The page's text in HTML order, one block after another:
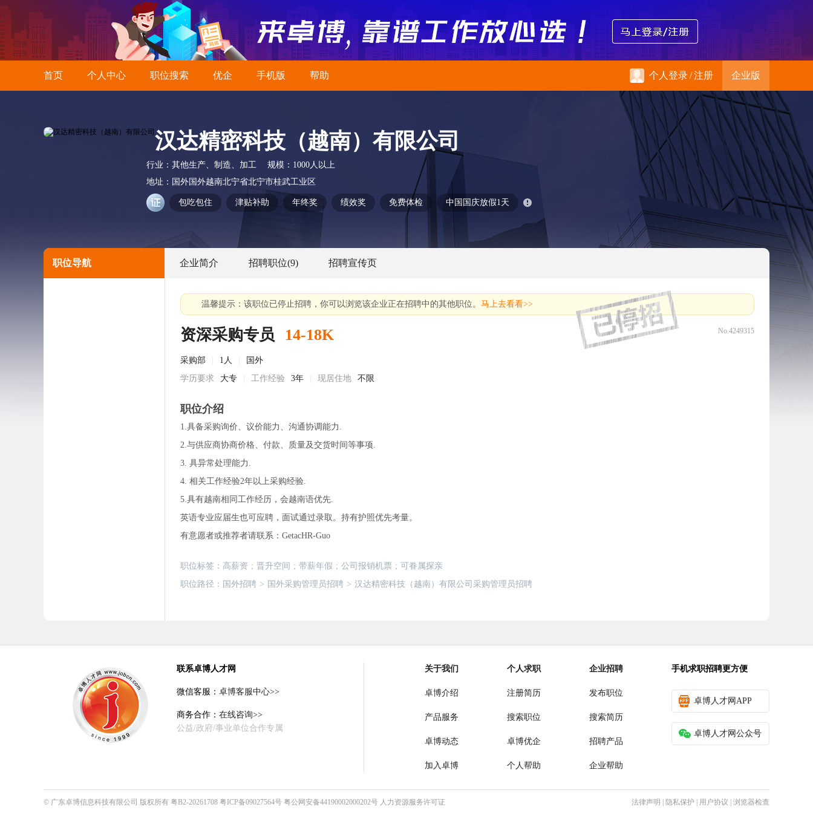
首页 个人中心 职位搜索 优企 手机版 帮助 个人登录/注册 企业版
汉达精密科技（越南）有限公司
行业： 其他生产、制造、加工 规模： 1000人以上
地址： 国外国外越南北宁省北宁市桂武工业区
包吃包住 津贴补助 年终奖 绩效奖 免费体检 中国国庆放假1天
职位导航 企业简介 招聘职位(9) 招聘宣传页
温馨提示：该职位已停止招聘，你可以浏览该企业正在招聘中的其他职位。 马上去看看>>
资深采购专员 14-18K No.4249315
采购部 1人
国外
学历要求
大专 工作经验 3年 现居住地 不限
职位介绍
1.具备采购询价、议价能力、沟通协调能力.
2.与供应商协商价格、付款、质量及交货时间等事项.
3. 具异常处理能力.
4. 相关工作经验2年以上采购经验.
5.具有越南相同工作经历，会越南语优先.
英语专业应届生也可应聘，面试通过录取。持有护照优先考量。
有意愿者或推荐者请联系：GetacHR-Guo
职位标签： 高薪资 ; 晋升空间 ; 带薪年假 ; 公司报销机票 ; 可眷属探亲
职位路径： 国外招聘 > 国外采购管理员招聘 > 汉达精密科技（越南）有限公司采购管理员招聘
联系卓博人才网
微信客服： 卓博客服中心>>
商务合作： 在线咨询>>
公益/政府/事业单位合作专属
关于我们
卓博介绍
产品服务
卓博动态
加入卓博
个人求职
注册简历
搜索职位
卓博优企
个人帮助
企业招聘
发布职位
搜索简历
招聘产品
企业帮助
手机求职招聘更方便
卓博人才网APP
卓博人才网公众号
© 广东卓博信息科技有限公司 版权所有 粤B2-20261708 粤ICP备09027564号 粤公网安备44190002000202号 人力资源服务许可证 法律声明 隐私保护 用户协议 浏览器检查